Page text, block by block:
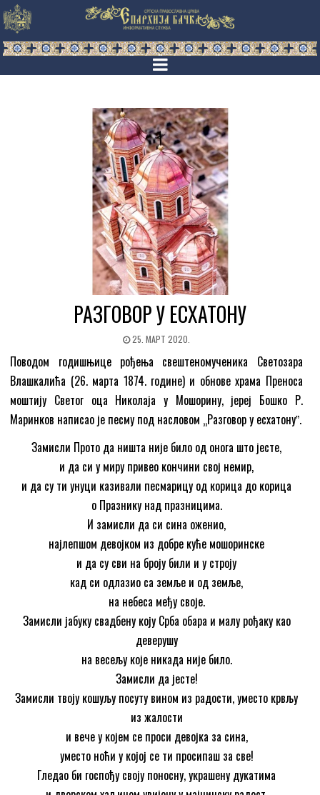
РАЗГОВОР У ЕСХАТОНУ
25. МАРТ 2020.
Поводом годишњице рођења свештеномученика Светозара
Влашкалића (26. марта 1874. године) и обнове храма Преноса
моштију Светог оца Николаја у Мошорину, јереј Бошко Р.
Маринков написао је песму под насловом „Разговор у есхатонуˮ.
Замисли Прото да ништа није било од онога што јесте,
и да си у миру привео кончини свој немир,
и да су ти унуци казивали песмарицу од корица до корица
о Празнику над празницима.
И замисли да си сина оженио,
најлепшом девојком из добре куће мошоринске
и да су сви на броју били и у строју
кад си одлазио са земље и од земље,
на небеса међу своје.
Замисли јабуку свадбену коју Срба обара и малу рођаку као
деверушу
на весељу које никада није било.
Замисли да јесте!
Замисли твоју кошуљу посуту вином из радости, уместо крвљу
из жалости
и вече у којем се проси девојка за сина,
уместо ноћи у којој се ти просипаш за све!
Гледао би госпођу своју поносну, украшену дукатима